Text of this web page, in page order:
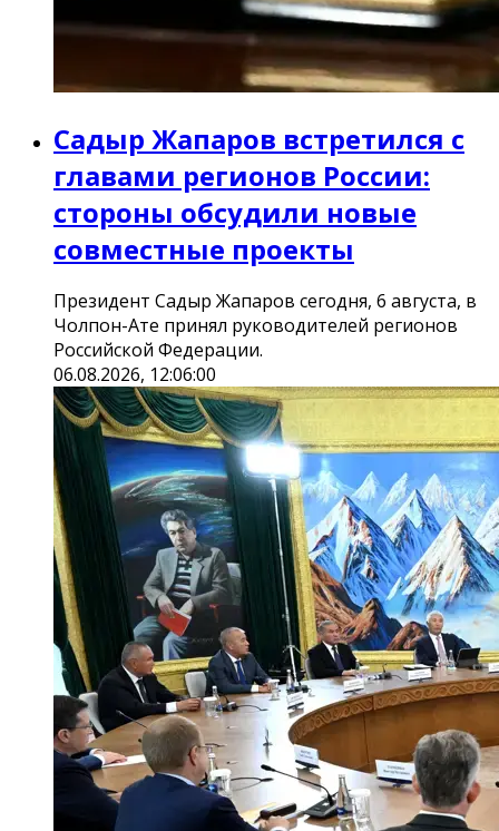
Садыр Жапаров встретился с
главами регионов России:
стороны обсудили новые
совместные проекты
Президент Садыр Жапаров сегодня, 6 августа, в
Чолпон-Ате принял руководителей регионов
Российской Федерации.
06.08.2026, 12:06:00